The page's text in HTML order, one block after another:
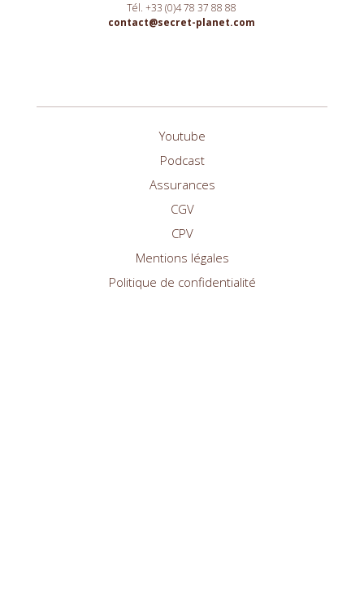
Tél. +33 (0)4 78 37 88 88
contact@secret-planet.com
Youtube
Podcast
Assurances
CGV
CPV
Mentions légales
Politique de confidentialité